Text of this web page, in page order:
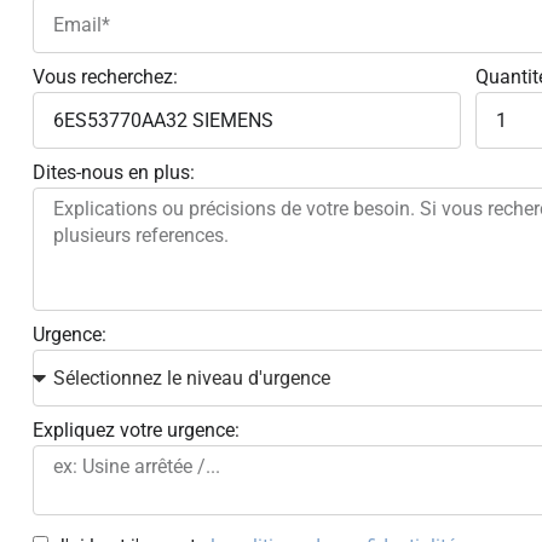
Vous recherchez:
Dites-nous en plus:
Urgence:
Expliquez votre urgence: